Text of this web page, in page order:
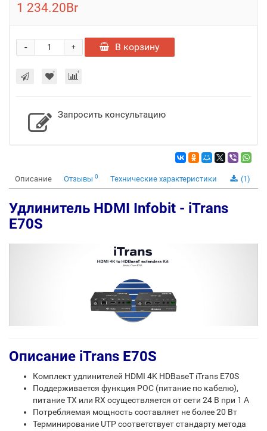
1 234.20Br
+
- В корзину
Запросить консультацию
Описание Отзывы 0 Технические характеристики (1)
Удлинитель HDMI Infobit - iTrans
E70S
Описание iTrans E70S
Комплект удлинителей HDMI 4K HDBaseT iTrans E70S
Поддерживается функция POC (питание по кабелю),
питание TX или RX осуществляется от сети 24 В при 1 А
Потребляемая мощность составляет не более 20 Вт
Терминирование UTP соответствует стандарту метода